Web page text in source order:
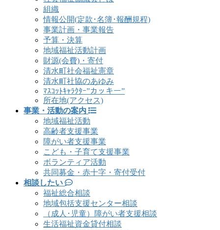
組織
情報公開(定款･名簿･報酬規程)
事業計画・事業報告
予算・決算
地域福祉活動計画
財源(会費)・寄付
清水町社会福祉憲章
清水町社協のあゆみ
ﾏｽｺｯﾄｷｬﾗｸﾀｰ”カッキー”
所在地(アクセス)
事業・活動の案内
地域福祉活動
高齢者支援事業
障がい者支援事業
こども・子育て支援事業
ボランティア活動
共同募金・赤十字・寄付受付
相談したい
福祉総合相談
地域包括支援センター相談
（成人･児童）障がい者支援相談
生活福祉資金貸付相談